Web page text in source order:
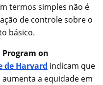
termos simples não é
de controle sobre o
básico.
Program on
de Harvard indicam que
a equidade em